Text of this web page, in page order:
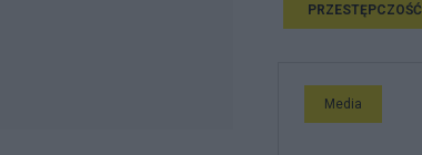
PRZESTĘPCZOŚĆ
Media